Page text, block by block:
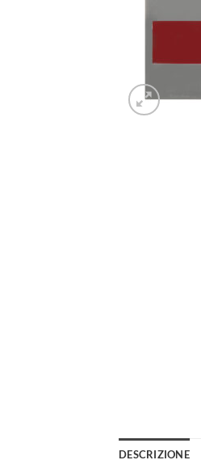
DESCRIZIONE